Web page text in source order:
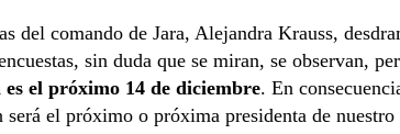
del comando de Jara, Alejandra Krauss,
sin duda que se miran, se observan,
el próximo 14 de diciembre. En
el próximo o próxima presidenta de nuestro